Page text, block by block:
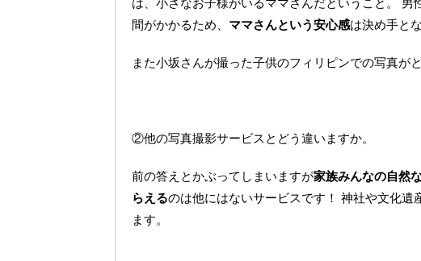
は、小さなお子様がいるママさんだということ。
間がかかるため、 ママさんという安心感は決め手と
また小坂さんが撮った子供のフィリピンでの写真が
②他の写真撮影サービスとどう違いますか。
前の答えとかぶってしまいますが家族みんなの自然
らえるのは他にはないサービスです！ 神社や文化
ます。